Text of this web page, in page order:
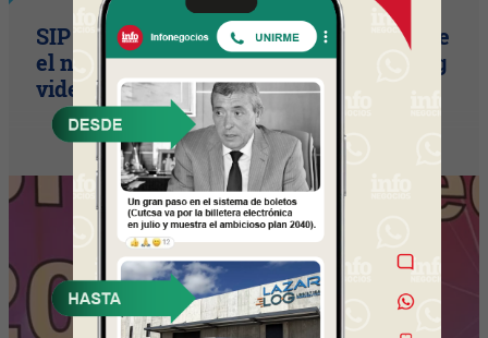
SIP Connect 2026 (parte III): ¿cómo nace
el nuevo estándar de producción? (Long
video + Tik Tok + multi cross + eventos)